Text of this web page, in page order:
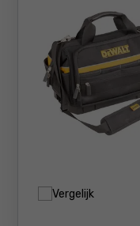
Vergelijk